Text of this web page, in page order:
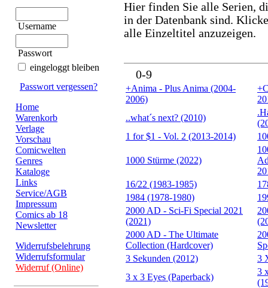
Username
Passwort
eingeloggt bleiben
Passwort vergessen?
Home
Warenkorb
Verlage
Vorschau
Comicwelten
Genres
Kataloge
Links
Service/AGB
Impressum
Comics ab 18
Newsletter
Widerrufsbelehrung
Widerrufsformular
Widerruf (Online)
Hier finden Sie alle Serien,
in der Datenbank sind.
alle Einzeltitel anzuzeigen.
0-9
+Anima - Plus Anima (2004-
2006)
..what´s next? (2010)
1 for $1 - Vol. 2 (2013-2014)
1000 Stürme (2022)
16/22 (1983-1985)
1984 (1978-1980)
2000 AD - Sci-Fi Special 2021
(2021)
2000 AD - The Ultimate
Collection (Hardcover)
3 Sekunden (2012)
3
3 x 3 Eyes (Paperback)
3